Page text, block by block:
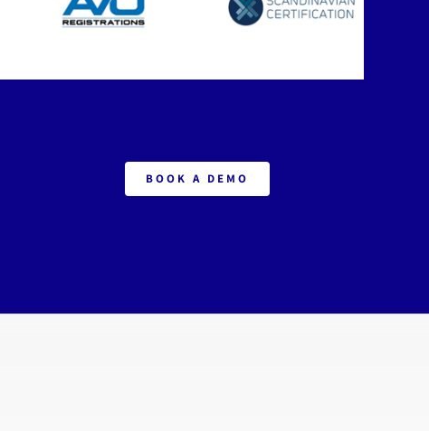
BOOK A DEMO